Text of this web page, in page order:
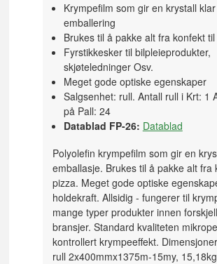
Krympefilm som gir en krystall klar
emballering
Brukes til å pakke alt fra konfekt
Fyrstikkesker til bilpleieprodukter,
skjøteledninger Osv.
Meget gode optiske egenskaper
Salgsenhet: rull. Antall rull i Krt: 1
på Pall: 24
Datablad FP-26: Datablad
Polyolefin krympefilm som gir en
emballasje. Brukes til å pakke alt fra
pizza. Meget gode optiske
holdekraft. Allsidig - fungerer til
mange typer produkter innen
bransjer. Standard kvaliteten
kontrollert krympeeffekt.
rull 2x400mmx1375m-15my,